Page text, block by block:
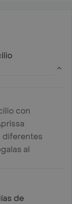
con
diferentes
al
de